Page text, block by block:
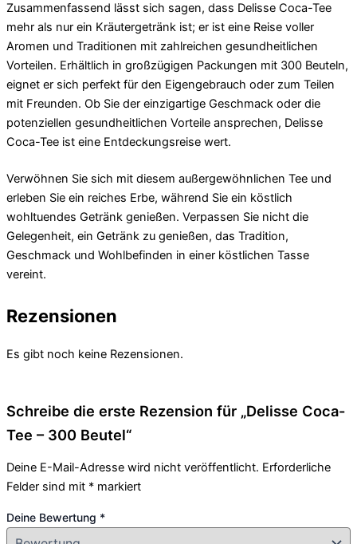
Zusammenfassend lässt sich sagen, dass Delisse Coca-Tee
mehr als nur ein Kräutergetränk ist; er ist eine Reise voller
Aromen und Traditionen mit zahlreichen gesundheitlichen
Vorteilen. Erhältlich in großzügigen Packungen mit 300 Beuteln,
eignet er sich perfekt für den Eigengebrauch oder zum Teilen
mit Freunden. Ob Sie der einzigartige Geschmack oder die
potenziellen gesundheitlichen Vorteile ansprechen, Delisse
Coca-Tee ist eine Entdeckungsreise wert.
Verwöhnen Sie sich mit diesem außergewöhnlichen Tee und
erleben Sie ein reiches Erbe, während Sie ein köstlich
wohltuendes Getränk genießen. Verpassen Sie nicht die
Gelegenheit, ein Getränk zu genießen, das Tradition,
Geschmack und Wohlbefinden in einer köstlichen Tasse
vereint.
Rezensionen
Es gibt noch keine Rezensionen.
Schreibe die erste Rezension für „Delisse Coca-
Tee – 300 Beutel“
Deine E-Mail-Adresse wird nicht veröffentlicht. Erforderliche
Felder sind mit * markiert
Deine Bewertung *